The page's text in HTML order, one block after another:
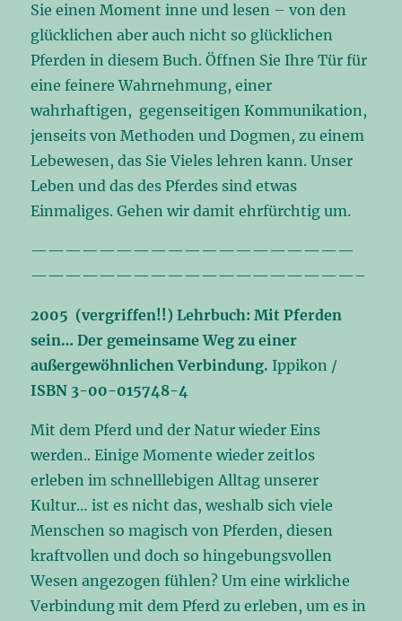
Sie einen Moment inne und lesen – von den
glücklichen aber auch nicht so glücklichen
Pferden in diesem Buch. Öffnen Sie Ihre Tür für
eine feinere Wahrnehmung, einer
wahrhaftigen, gegenseitigen Kommunikation,
jenseits von Methoden und Dogmen, zu einem
Lebewesen, das Sie Vieles lehren kann. Unser
Leben und das des Pferdes sind etwas
Einmaliges. Gehen wir damit ehrfürchtig um.
———————————————————
———————————————————–
2005 (vergriffen!!)Lehrbuch: Mit Pferden
sein… Der gemeinsame Weg zu einer
außergewöhnlichen Verbindung. Ippikon /
ISBN 3-00-015748-4
Mit dem Pferd und der Natur wieder Eins
werden.. Einige Momente wieder zeitlos
erleben im schnelllebigen Alltag unserer
Kultur… ist es nicht das, weshalb sich viele
Menschen so magisch von Pferden, diesen
kraftvollen und doch so hingebungsvollen
Wesen angezogen fühlen? Um eine wirkliche
Verbindung mit dem Pferd zu erleben, um es in